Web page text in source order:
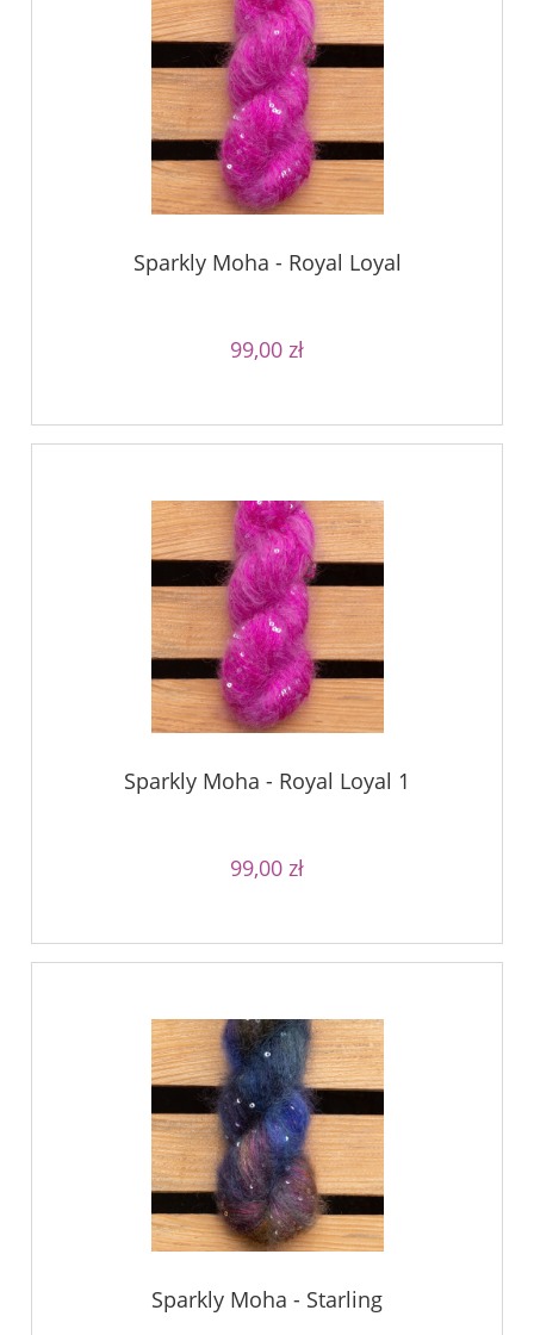
Sparkly Moha - Royal Loyal
99,00 zł
Sparkly Moha - Royal Loyal 1
99,00 zł
Sparkly Moha - Starling